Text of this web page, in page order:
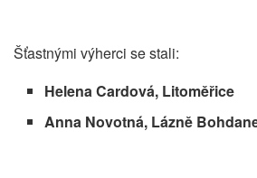
Šťastnými výherci se stali:
Helena Cardová, Litoměřice
Anna Novotná, Lázně